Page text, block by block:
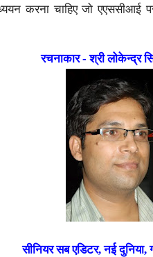
करना चाहिए जो एएससीआई
रचनाकार - श्री लोकेन्द्र
सीनियर सब एडिटर, नई दुनिया,